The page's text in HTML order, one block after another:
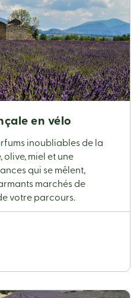
en vélo
inoubliables de la
olive, miel et une
qui se mêlent,
marchés de
votre parcours.